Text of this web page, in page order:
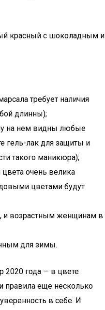
красный с шоколадным и
требует наличия
длинны);
на нем видны любые
гель-лак для защиты и
такого маникюра);
цвета очень велика
цветами будут
и возрастным женщинам в
для зимы.
2020 года — в цвете
правила еще несколько
в себе. И